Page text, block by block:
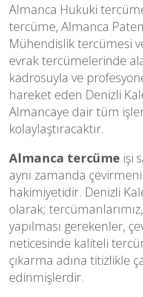
Almanca Hukuki
tercüme, Almanca
Mühendislik tercümesi
evrak tercümelerinde
kadrosuyla ve
hareket eden Denizli
Almancaye dair tüm
kolaylaştıracaktır.
Almanca tercüme işi
aynı zamanda
hakimiyetidir. Denizli
olarak;
yapılması gerekenler,
neticesinde kaliteli
çıkarma adına titizlikle
edinmişlerdir.